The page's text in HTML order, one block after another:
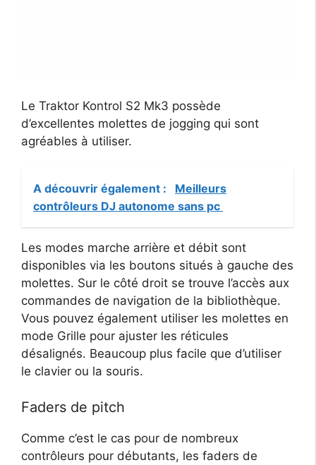
Le Traktor Kontrol S2 Mk3 possède
d’excellentes molettes de jogging qui sont
agréables à utiliser.
A découvrir également :
Meilleurs
contrôleurs DJ autonome sans pc
Les modes marche arrière et débit sont
disponibles via les boutons situés à gauche des
molettes. Sur le côté droit se trouve l’accès aux
commandes de navigation de la bibliothèque.
Vous pouvez également utiliser les molettes en
mode Grille pour ajuster les réticules
désalignés. Beaucoup plus facile que d’utiliser
le clavier ou la souris.
Faders de pitch
Comme c’est le cas pour de nombreux
contrôleurs pour débutants, les faders de